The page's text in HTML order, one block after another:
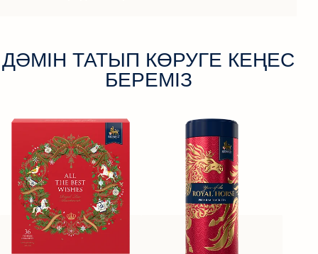
ДӘМІН ТАТЫП КӨРУГЕ КЕҢЕС
БЕРЕМІЗ